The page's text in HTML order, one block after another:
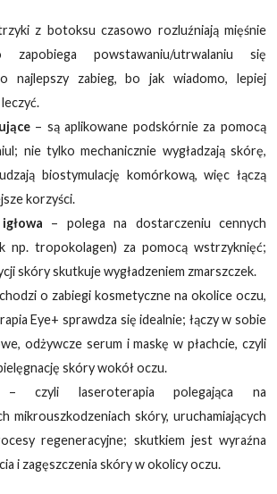
z botoksu czasowo rozluźniają mięśnie
zapobiega powstawaniu/utrwalaniu się
najlepszy zabieg, bo jak wiadomo, lepiej
– są aplikowane podskórnie za pomocą
nie tylko mechanicznie wygładzają skórę,
biostymulację komórkową, więc łączą
korzyści.
– polega na dostarczeniu cennych
np. tropokolagen) za pomocą wstrzyknięć;
skóry skutkuje wygładzeniem zmarszczek.
o zabiegi kosmetyczne na okolice oczu,
Eye+ sprawdza się idealnie; łączy w sobie
odżywcze serum i maskę w płachcie, czyli
skóry wokół oczu.
– czyli laseroterapia polegająca na
mikrouszkodzeniach skóry, uruchamiających
regeneracyjne; skutkiem jest wyraźna
i zagęszczenia skóry w okolicy oczu.